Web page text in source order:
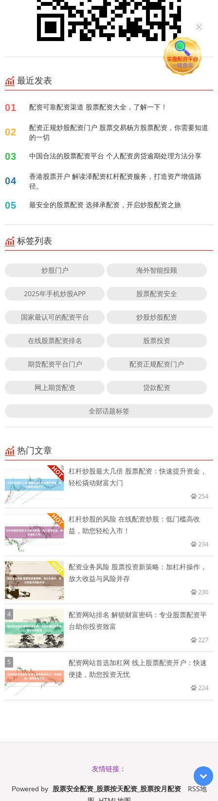
最近发表
01 配资可靠配资渠道 股票配资大全，了解一下！
02
配资正规炒股配资门户 股票交易杨方股票配资，你需要知道
的一切
03 中国合法的股票配资平台 个人配资房贷逾期处理方法分享
04
香港股票开户 解读泽配资杠杆配资服务，打造资产增值路
径。
05 最安全的股票配资 选择承配资，开启炒股配资之旅
标签列表
炒股门户 海外智能投顾
2025年手机炒股APP 股票配资安全
国家最认可的配资平台 炒股炒股配资
在线股票配资排名 股票投资
期货配资平台门户 配资正规配资门户
网上期货配资 贷款配资
全部话题标签
热门文章
杠杆炒股最大几倍 股票配资：快速提升资金，
轻松撬动财富大门
254
杠杆炒股的风险 在线配资炒股：低门槛高收
益，助您轻松入市！
234
配资业务风险 股票投资新策略：加杠杆操作，
放大收益与风险并存
230
4
配资网站排名 解锁财富密码：专业股票配资平
台助你投资致富
227
5
配资网站首选加杠网 线上股票配资开户：快速
便捷，助您投资无忧
224
友情链接：
Powered by 股票安全配资_股票按天配资_股票按月配资
RSS地